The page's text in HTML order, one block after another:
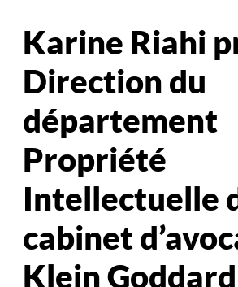
Karine Riahi
Direction du
département
Propriété
Intellectuelle
cabinet
Klein